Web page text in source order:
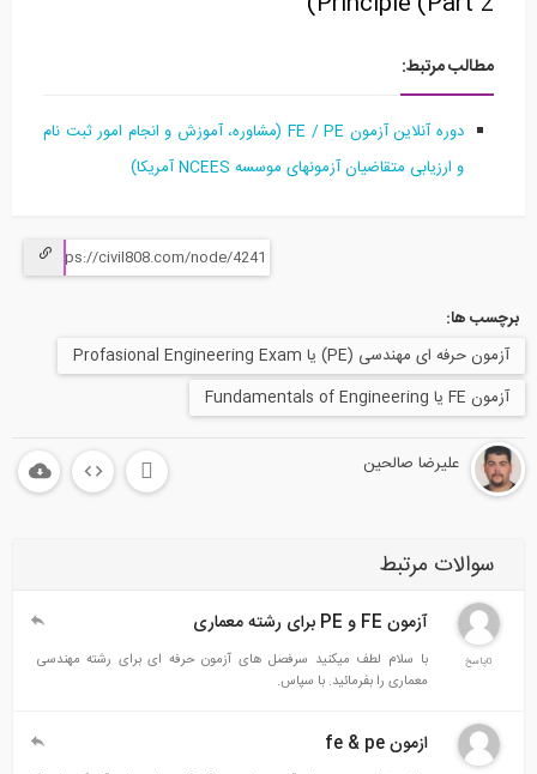
مطالب مرتبط:
دوره آنلاین آزمون FE / PE (مشاوره، آموزش و انجام امور ثبت نام
و ارزیابی متقاضیان آزمونهای موسسه NCEES آمریکا)
برچسب ها:
آزمون حرفه ای مهندسی (PE) یا Profasional Engineering Exam
آزمون FE یا Fundamentals of Engineering
علیرضا صالحین
سوالات مرتبط
آزمون FE و PE برای رشته معماری
با سلام لطف میکنید سرفصل های آزمون حرفه ای برای رشته مهندسی
معماری را بفرمائید. با سپاس.
ازمون fe & pe